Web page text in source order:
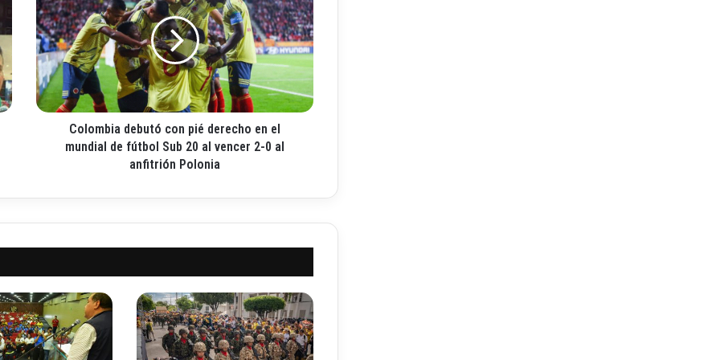
l
o
m
b
i
a
d
ó
n
i
é
d
e
r
Colombia debutó con pié derecho en el
mundial de fútbol Sub 20 al vencer 2-0 al
anfitrión Polonia